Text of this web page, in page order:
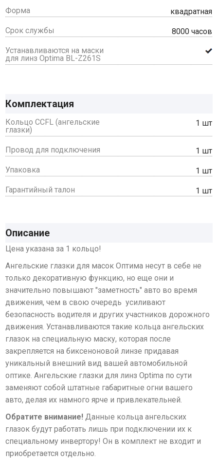
Форма квадратная
Срок службы 8000 часов
Устанавливаются на маски
для линз Optima BL-Z261S
Комплектация
Кольцо CCFL (ангельские
глазки)
1 шт
Провод для подключения 1 шт
Упаковка 1 шт
Гарантийный талон 1 шт
Описание
Цена указана за 1 кольцо!
Ангельские глазки для масок Оптима несут в себе не
только декоративную функцию, но еще они и
значительно повышают "заметность" авто во время
движения, чем в свою очередь усиливают
безопасность водителя и других участников дорожного
движения. Устанавливаются такие кольца ангельских
глазок на специальную маску, которая после
закрепляется на биксеноновой линзе придавая
уникальный внешний вид вашей автомобильной
оптике. Ангельские глазки для линз Optima по сути
заменяют собой штатные габаритные огни вашего
авто, делая их намного ярче и привлекательней.
Обратите внимание! Данные кольца ангельских
глазок будут работать лишь при подключении их к
специальному инвертору! Он в комплект не входит и
приобретается отдельно.